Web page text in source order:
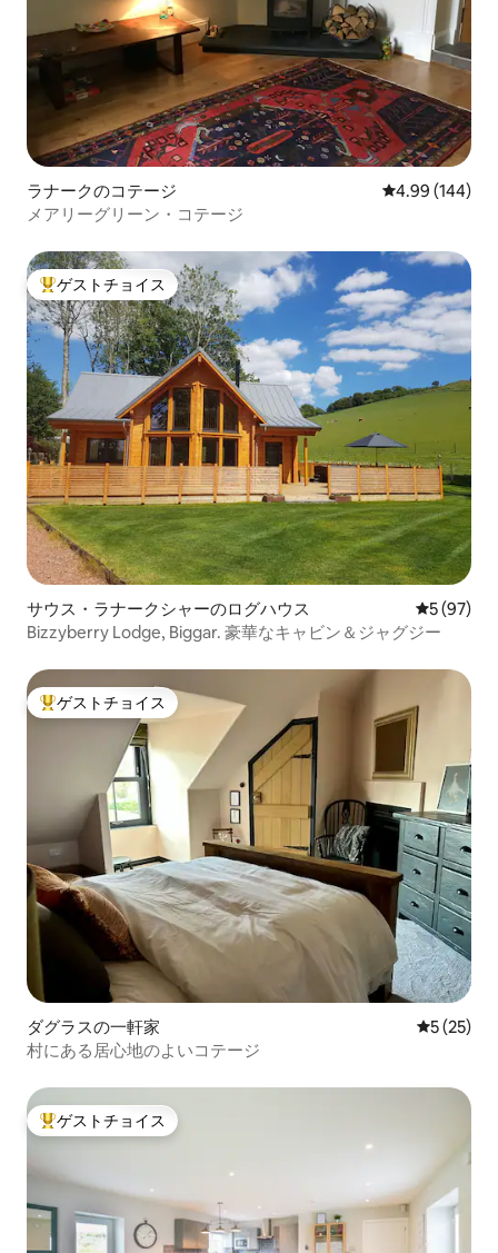
ラナークのコテージ レビュー144
4.99 (144)
メアリーグリーン・コテージ
大好評のゲストチョイスです。
ゲストチョイス
サウス・ラナークシャーのログハウス レビュー
5 (97)
Bizzyberry Lodge, Biggar. 豪華なキャビン＆ジャグジー
大好評のゲストチョイスです。
ゲストチョイス
ダグラスの一軒家 レビュー
5 (25)
村にある居心地のよいコテージ
大好評のゲストチョイスです。
ゲストチョイス